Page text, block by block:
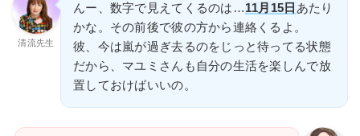
清流先生
んー、数字で見えてくるのは…11月15日 あたり
かな。その前後で彼の方から連絡くるよ。
彼、今は嵐が過ぎ去るのをじっと待ってる状態
だから、マユミさんも自分の生活を楽しんで放
置しておけばいいの。